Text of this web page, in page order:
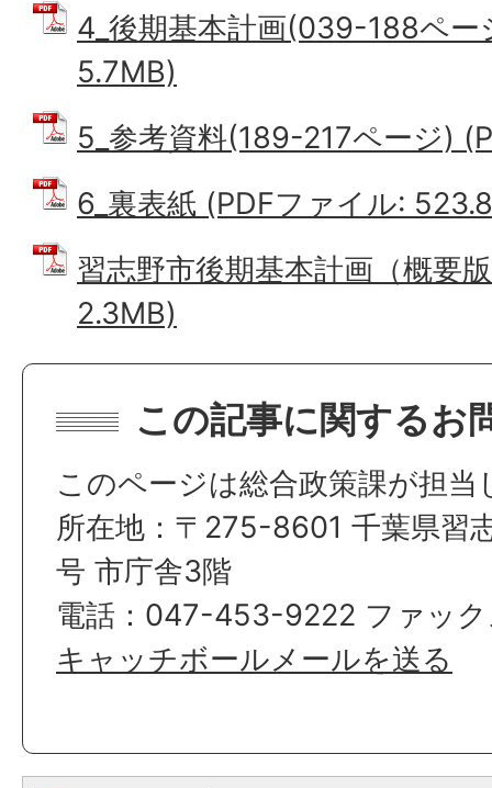
4_後期基本計画(039-188ペー
5.7MB)
5_参考資料(189-217ページ)
6_裏表紙 (PDFファイル:
習志野市後期基本計画（概要
2.3MB)
この記事に関するお
このページは総合政策課が担当
所在地：〒275-8601 千葉県習
号 市庁舎3階
電話：047-453-9222 ファッ
キャッチボールメールを送る